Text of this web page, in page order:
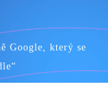
Google, který se